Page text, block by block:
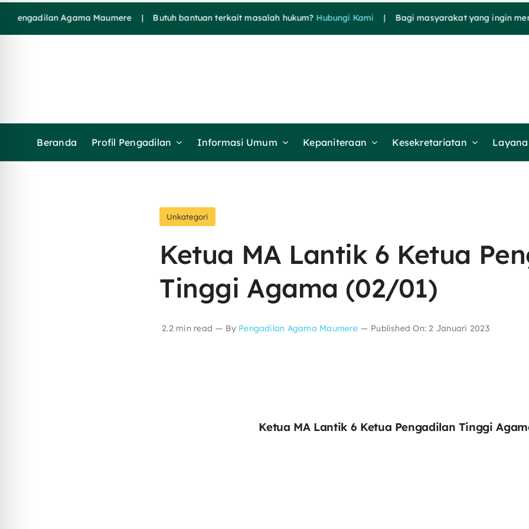
Agama Maumere | Butuh bantuan terkait masalah hukum?Hubungi Kami| Bagi masyarakat yang ingin
Beranda Profil Pengadilan Informasi Umum Kepaniteraan Kesekretariatan
Unkategori
Ketua MA Lantik 6 Ketua
Tinggi Agama (02/01)
2.2 min read — By Pengadilan Agama Maumere — Published On: 2 Januari 2023
Ketua MA Lantik 6 Ketua Pengadilan Tinggi